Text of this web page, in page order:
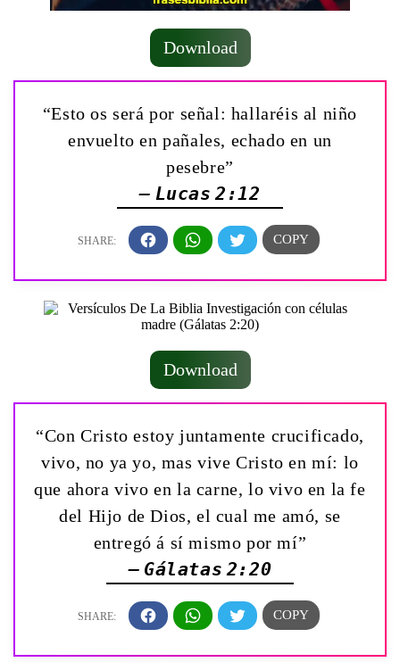
Download
“Esto os será por señal: hallaréis al niño
envuelto en pañales, echado en un
pesebre”
— Lucas 2:12
Download
“Con Cristo estoy juntamente crucificado,
vivo, no ya yo, mas vive Cristo en mí: lo
que ahora vivo en la carne, lo vivo en la fe
del Hijo de Dios, el cual me amó, se
entregó á sí mismo por mí”
— Gálatas 2:20